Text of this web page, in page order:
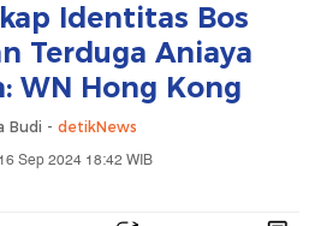
Identitas Bos
Terduga Aniaya
WN Hong Kong
Budi - detikNews
Sep 2024 18:42 WIB